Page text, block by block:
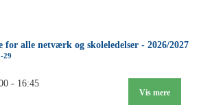
for alle netværk og skoleledelser - 2026/2027
29
- 16:45
Vis mere